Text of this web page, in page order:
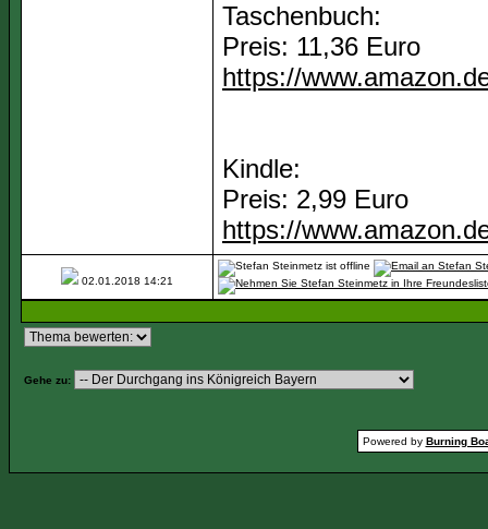
Taschenbuch:
Preis: 11,36 Euro
https://
Kindle:
Preis: 2,99 Euro
https://
02.01.2018 14:21
Gehe zu:
Powered by Burning